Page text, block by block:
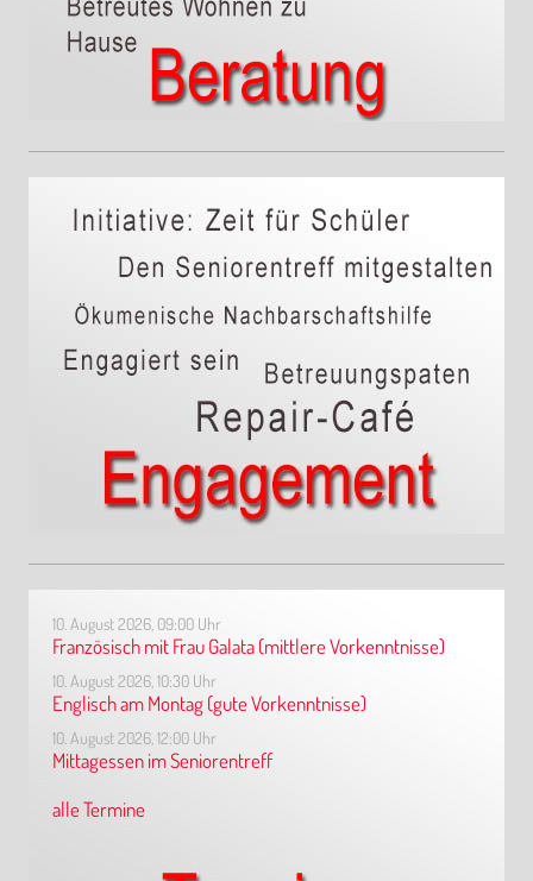
10. August 2026, 09:00 Uhr
Französisch mit Frau Galata (mittlere Vorkenntnisse)
10. August 2026, 10:30 Uhr
Englisch am Montag (gute Vorkenntnisse)
10. August 2026, 12:00 Uhr
Mittagessen im Seniorentreff
alle Termine